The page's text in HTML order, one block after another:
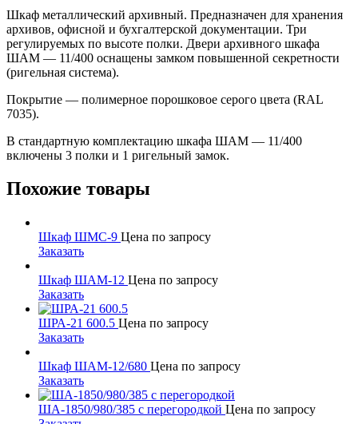
Шкаф металлический архивный. Предназначен для хранения
архивов, офисной и бухгалтерской документации. Три
регулируемых по высоте полки. Двери архивного шкафа
ШАМ — 11/400 оснащены замком повышенной секретности
(ригельная система).
Покрытие — полимерное порошковое серого цвета (RAL
7035).
В стандартную комплектацию шкафа ШАМ — 11/400
включены 3 полки и 1 ригельный замок.
Похожие товары
Шкаф ШМС-9 Цена по запросу
Заказать
Шкаф ШАМ-12 Цена по запросу
Заказать
ШРА-21 600.5 Цена по запросу
Заказать
Шкаф ШАМ-12/680 Цена по запросу
Заказать
ША-1850/980/385 c перегородкой Цена по запросу